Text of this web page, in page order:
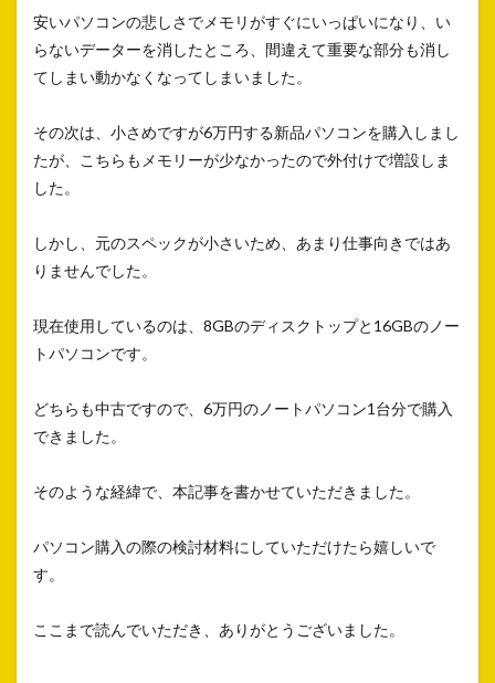
安いパソコンの悲しさでメモリがすぐにいっぱいになり、い
らないデーターを消したところ、間違えて重要な部分も消し
てしまい動かなくなってしまいました。
その次は、小さめですが6万円する新品パソコンを購入しまし
たが、こちらもメモリーが少なかったので外付けで増設しま
した。
しかし、元のスペックが小さいため、あまり仕事向きではあ
りませんでした。
現在使用しているのは、8GBのディスクトップと16GBのノー
トパソコンです。
どちらも中古ですので、6万円のノートパソコン1台分で購入
できました。
そのような経緯で、本記事を書かせていただきました。
パソコン購入の際の検討材料にしていただけたら嬉しいで
す。
ここまで読んでいただき、ありがとうございました。